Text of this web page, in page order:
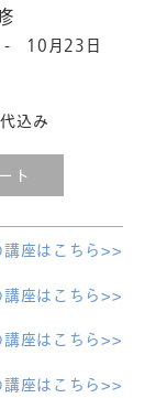
- 10月23日
込み
ト
座はこちら>>
座はこちら>>
座はこちら>>
座はこちら>>